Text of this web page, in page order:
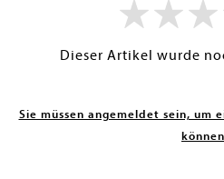
Dieser Artikel wurde
Sie müssen angemeldet sein, um
können